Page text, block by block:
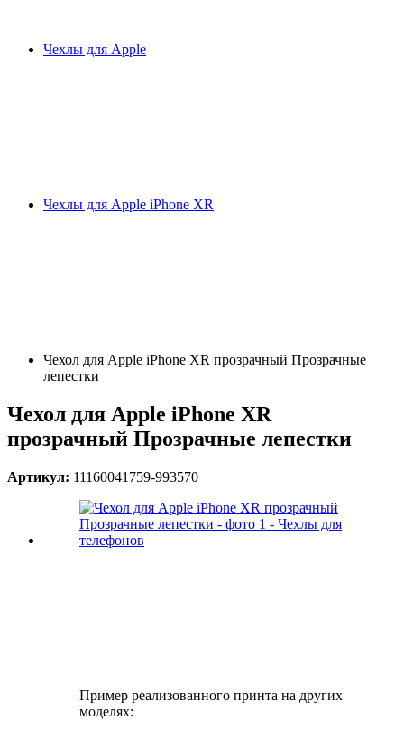
Чехлы для Apple
Чехлы для Apple iPhone XR
Чехол для Apple iPhone XR прозрачный Прозрачные
лепестки
Чехол для Apple iPhone XR
прозрачный Прозрачные лепестки
Артикул: 11160041759-993570
Пример реализованного принта на других
моделях: